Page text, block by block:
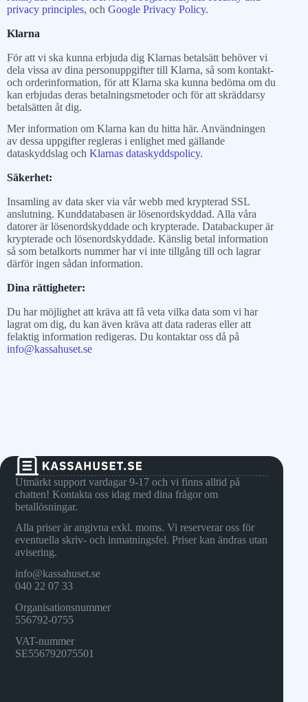
privacy principles, och Google Privacy Policy.
Klarna
För att vi ska kunna erbjuda dig Klarnas betalsätt behöver vi
dela vissa av dina personuppgifter till Klarna, så som kontakt-
och orderinformation, för att Klarna ska kunna bedöma om du
kan erbjudas deras betalningsmetoder och för att skräddarsy
betalsätten åt dig.
Mer information om Klarna kan du hitta här. Användningen
av dessa uppgifter regleras i enlighet med gällande
dataskyddslag och Klarnas dataskyddspolicy.
Säkerhet:
Insamling av data sker via vår webb med krypterad SSL
anslutning. Kunddatabasen är lösenordskyddad. Alla våra
datorer är lösenordskyddade och krypterade. Databackuper är
krypterade och lösenordskyddade. Känslig betal information
så som betalkorts nummer har vi inte tillgång till och lagrar
därför ingen sådan information.
Dina rättigheter:
Du har möjlighet att kräva att få veta vilka data som vi har
lagrat om dig, du kan även kräva att data raderas eller att
felaktig information redigeras. Du kontaktar oss då på
info@kassahuset.se
Utmärkt support vardagar 9-17 och vi finns alltid på
chatten! Kontakta oss idag med dina frågor om
betallösningar.
Alla priser är angivna exkl. moms. Vi reserverar oss för
eventuella skriv- och inmatningsfel. Priser kan ändras utan
avisering.
info@kassahuset.se
040 22 07 33
Organisationsnummer
556792-0755
VAT-nummer
SE556792075501